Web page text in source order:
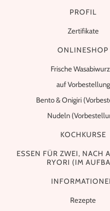
PROFIL
Zertifikate
ONLINESHOP
Frische
auf Vorbestellung
Bento & Onigiri
Nudeln
KOCHKURSE
ESSEN FÜR ZWEI, NACH
RYORI (IM
Rezepte